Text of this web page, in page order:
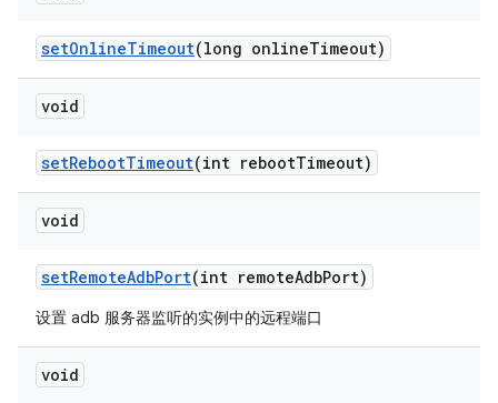
setOnlineTimeout(long onlineTimeout)
void
setRebootTimeout(int rebootTimeout)
void
setRemoteAdbPort(int remoteAdbPort)
设置 adb 服务器监听的实例中的远程端口
void